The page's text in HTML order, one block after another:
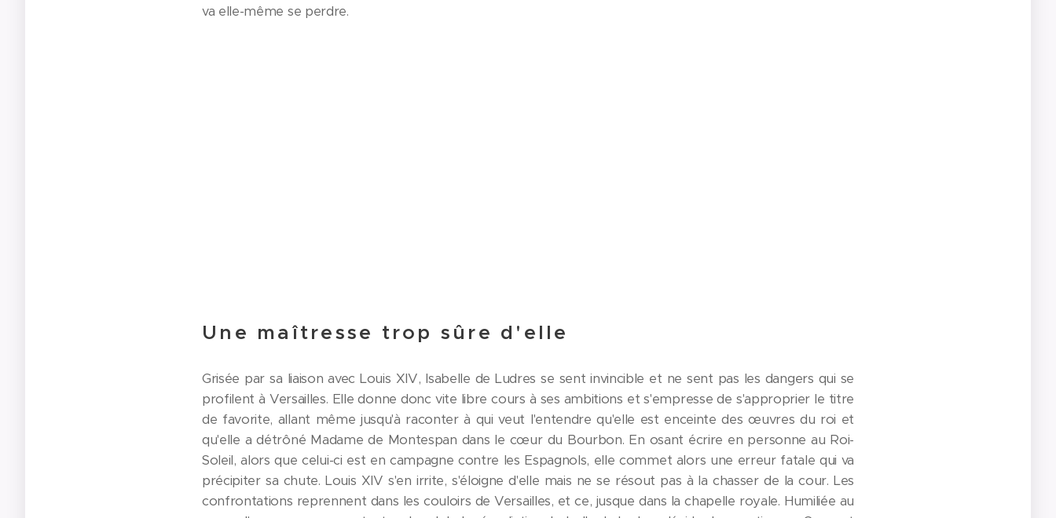
va elle-même se perdre.
Une maîtresse trop sûre d'elle
Grisée par sa liaison avec Louis XIV, Isabelle de Ludres se sent invincible et ne sent pas les dangers qui se
profilent à Versailles. Elle donne donc vite libre cours à ses ambitions et s'empresse de s'approprier le titre
de favorite, allant même jusqu'à raconter à qui veut l'entendre qu'elle est enceinte des œuvres du roi et
qu'elle a détrôné Madame de Montespan dans le cœur du Bourbon. En osant écrire en personne au Roi-
Soleil, alors que celui-ci est en campagne contre les Espagnols, elle commet alors une erreur fatale qui va
précipiter sa chute. Louis XIV s'en irrite, s'éloigne d'elle mais ne se résout pas à la chasser de la cour. Les
confrontations reprennent dans les couloirs de Versailles, et ce, jusque dans la chapelle royale. Humiliée au